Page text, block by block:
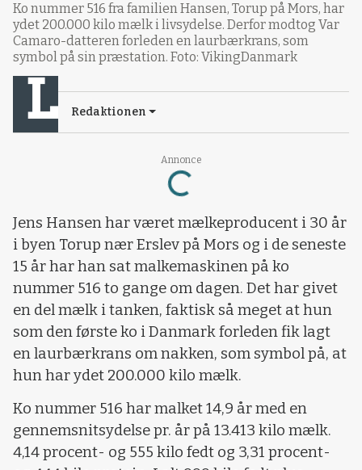
Annonce
Loading...
Ko nummer 516 fra familien Hansen, Torup på Mors, har
ydet 200.000 kilo mælk i livsydelse. Derfor modtog Var
Camaro-datteren forleden en laurbærkrans, som
symbol på sin præstation. Foto: VikingDanmark
Redaktionen
Jens Hansen har været mælkeproducent i 30 år
i byen Torup nær Erslev på Mors og i de seneste
15 år har han sat malkemaskinen på ko
nummer 516 to gange om dagen. Det har givet
en del mælk i tanken, faktisk så meget at hun
som den første ko i Danmark forleden fik lagt
en laurbærkrans om nakken, som symbol på, at
hun har ydet 200.000 kilo mælk.
Ko nummer 516 har malket 14,9 år med en
gennemsnitsydelse pr. år på 13.413 kilo mælk.
4,14 procent- og 555 kilo fedt og 3,31 procent-